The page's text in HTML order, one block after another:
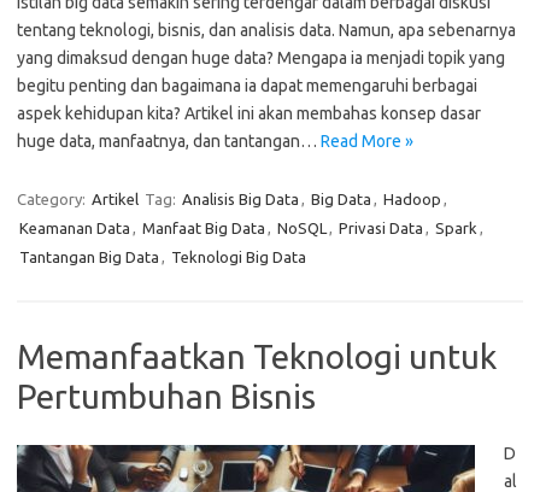
tentang teknologi, bisnis, dan analisis data. Namun, apa sebenarnya
yang dimaksud dengan huge data? Mengapa ia menjadi topik yang
begitu penting dan bagaimana ia dapat memengaruhi berbagai
aspek kehidupan kita? Artikel ini akan membahas konsep dasar
huge data, manfaatnya, dan tantangan… Read More »
Category: Artikel Tag: Analisis Big Data , Big Data , Hadoop ,
Keamanan Data , Manfaat Big Data , NoSQL , Privasi Data , Spark ,
Tantangan Big Data , Teknologi Big Data
Memanfaatkan Teknologi untuk
Pertumbuhan Bisnis
D
al